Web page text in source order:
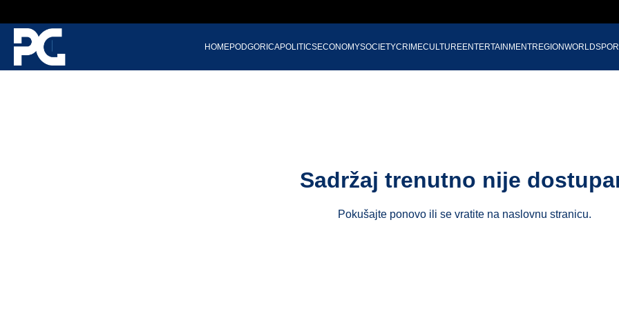
HOMEPODGORICAPOLITICSECONOMYSOCIETYCRIMECULTUREENTERTAINMENTREGIONWORLD
Sadržaj trenutno nije
Pokušajte ponovo ili se vratite na naslovnu stranicu.